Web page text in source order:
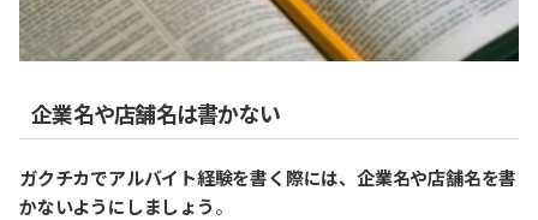
企業名や店舗名は書かない
ガクチカでアルバイト経験を書く際には、企業名や店舗名を書
かないようにしましょう。